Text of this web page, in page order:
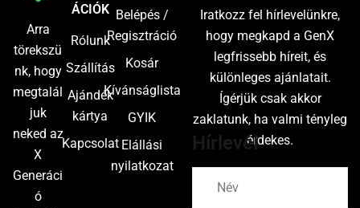
Arra
törekszü
nk, hogy
megtalál
juk
neked az
X
Generáci
ó
ÁCIÓK
Rólunk
Szállítás
Ajándék
kártya
Kapcsolat
Belépés /
Regisztráció
Kosár
Kívánságlista
GYIK
Elállási
nyilatkozat
Iratkozz fel hírlevelünkre,
hogy megkapd a GenX
legfrissebb híreit, és
különleges ajánlatait.
Ígérjük csak akkor
zaklatunk, ha valmi tényleg
érdekes.
Hírlevél